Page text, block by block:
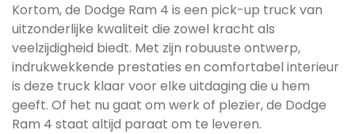
Kortom, de Dodge Ram 4 is een pick-up truck van
uitzonderlijke kwaliteit die zowel kracht als
veelzijdigheid biedt. Met zijn robuuste ontwerp,
indrukwekkende prestaties en comfortabel interieur
is deze truck klaar voor elke uitdaging die u hem
geeft. Of het nu gaat om werk of plezier, de Dodge
Ram 4 staat altijd paraat om te leveren.